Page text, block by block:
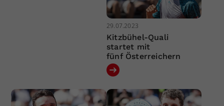
29.07.2023
Kitzbühel-Quali
startet mit
fünf Österreichern